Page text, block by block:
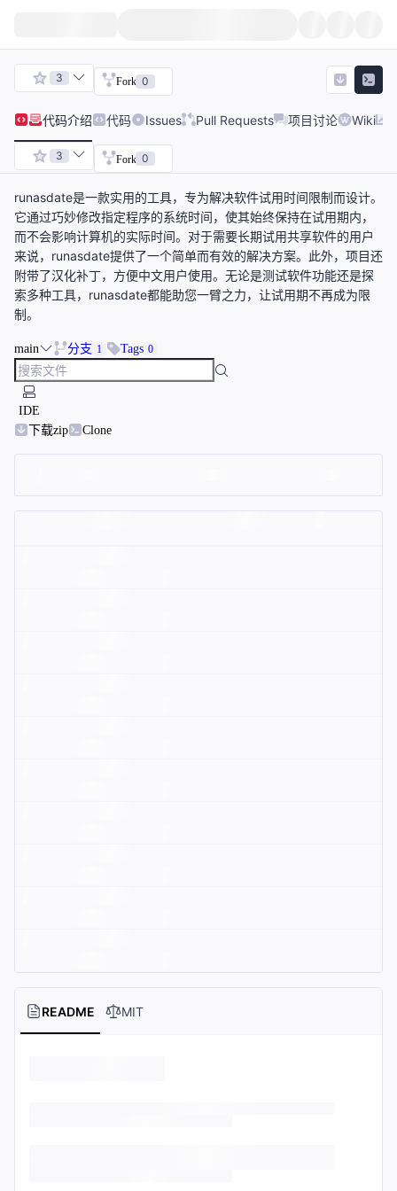
3 Fork 0
代码介绍 代码 Issues Pull Requests 项目讨论 Wiki
3 Fork 0
runasdate是一款实用的工具，专为解决软件试用时间限制而设计。
它通过巧妙修改指定程序的系统时间，使其始终保持在试用期内，
而不会影响计算机的实际时间。对于需要长期试用共享软件的用户
来说，runasdate提供了一个简单而有效的解决方案。此外，项目还
附带了汉化补丁，方便中文用户使用。无论是测试软件功能还是探
索多种工具，runasdate都能助您一臂之力，让试用期不再成为限
制。
main 分支 1 Tags 0
IDE
下载zip
Clone
README MIT